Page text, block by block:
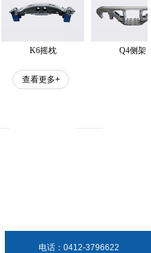
K6摇枕 Q4侧架
查看更多+
电话：0412-3796622